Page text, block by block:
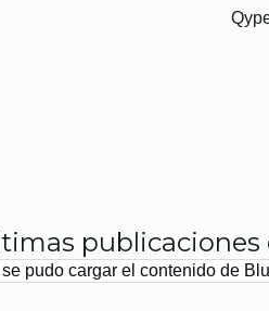
publicaciones
pudo cargar el contenido de